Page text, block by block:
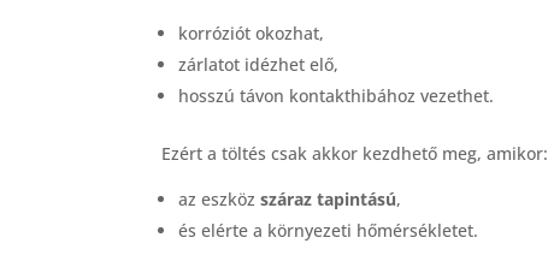
korróziót okozhat,
zárlatot idézhet elő,
hosszú távon kontakthibához vezethet.
Ezért a töltés csak akkor kezdhető meg, amikor:
az eszközszáraz tapintású,
és elérte a környezeti hőmérsékletet.